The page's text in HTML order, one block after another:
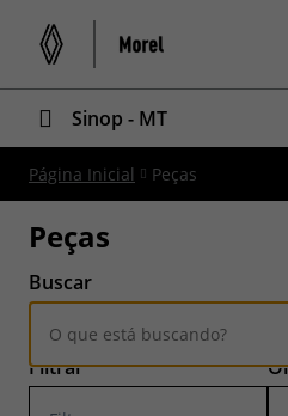
Sinop - MT
Página Inicial Peças
Peças